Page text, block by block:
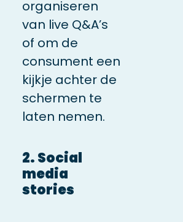
organiseren
van live Q&A’s
of om de
consument een
kijkje achter de
schermen te
laten nemen.
2. Social
media
stories